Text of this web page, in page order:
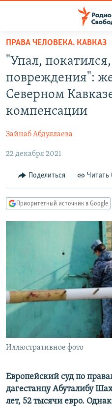
упрощенного
доступа
основному
содержанию
навигации
Вернутся
поиску
ПРОГРАММЫ
ПОДКАСТЫ
АВТОРСКИЕ ПРОЕКТЫ
КУЛЬТУРА
IDEL.РЕАЛИИ
КАВКАЗ.РЕАЛИИ
СИБИРЬ.РЕАЛИИ
РАСПИСАНИЕ ВЕЩАНИЯ
ПОДПИШИТЕСЬ НА
СОЦИАЛЬНЫЕ СЕТИ
Все сайты РСЕ/РС
ПРАВА ЧЕЛОВЕКА. КАВКАЗ
"Упал,
повреждения":
Северном
компенсации
Зайнаб Абдуллаева
22 декабря 2021
Поделиться Читать
Приоритетный источник в Google
Иллюстративное фото
Европейский суд по
дагеcтанцу Абуталибу
лет, 52 тысячи евро.